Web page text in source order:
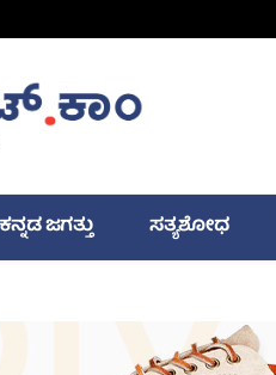
ಕನ್ನಡ ಜಗತ್ತು ಸತ್ಯಶೋಧ